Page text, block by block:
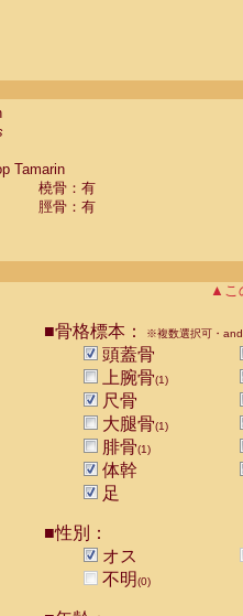
Tamarin
橈骨：有
脛骨：有
▲こ
■骨格標本： ※複数選択可・
頭蓋骨
上腕骨(1)
尺骨
大腿骨(1)
腓骨(1)
体幹
足
■性別：
オス
不明(0)